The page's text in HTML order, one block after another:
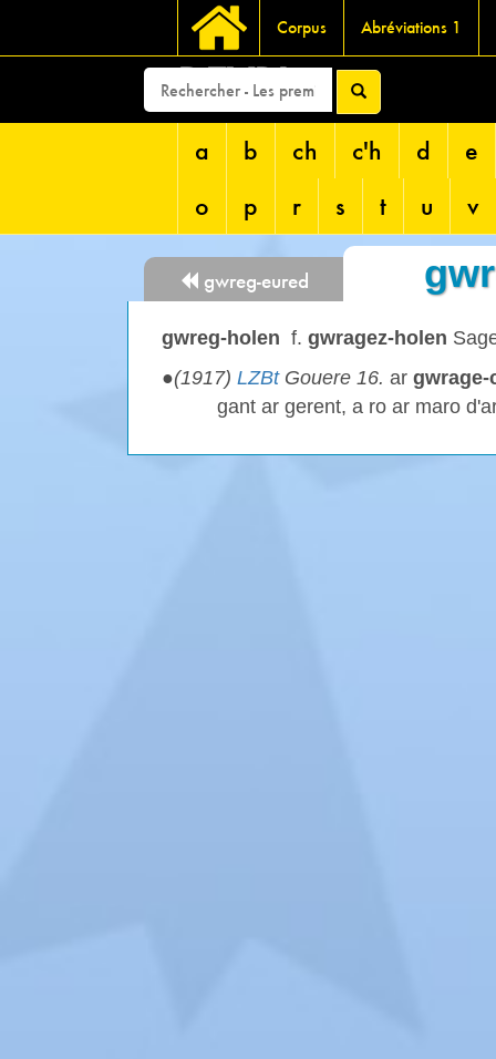
Corpus Abréviations 1
DEVRI
a b ch c'h d
e
o
p r s t u v
gwreg-eured
gwreg-holen f. gwragez-holen
●(1917) LZBtGouere 16. ar gwrage-
gant ar gerent, a ro ar maro